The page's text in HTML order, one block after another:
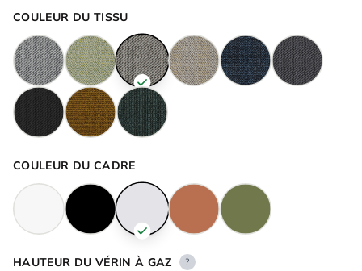
COULEUR DU TISSU
COULEUR DU CADRE
HAUTEUR DU VÉRIN À GAZ ?